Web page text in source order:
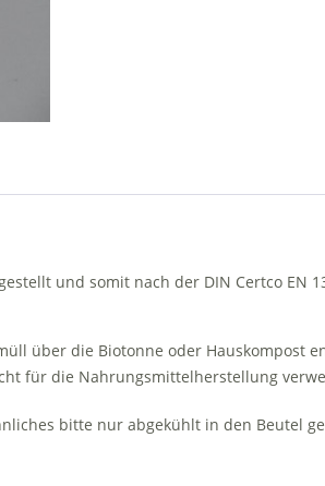
und somit nach der DIN Certco EN
über die Biotonne oder Hauskompost
für die Nahrungsmittelherstellung
bitte nur abgekühlt in den Beutel